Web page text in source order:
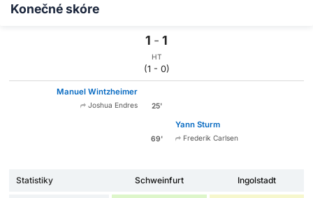
Konečné skóre
1 - 1
HT
(1 - 0)
Manuel Wintzheimer
Joshua Endres 25'
69'
Yann Sturm
Frederik Carlsen
Statistiky Schweinfurt Ingolstadt